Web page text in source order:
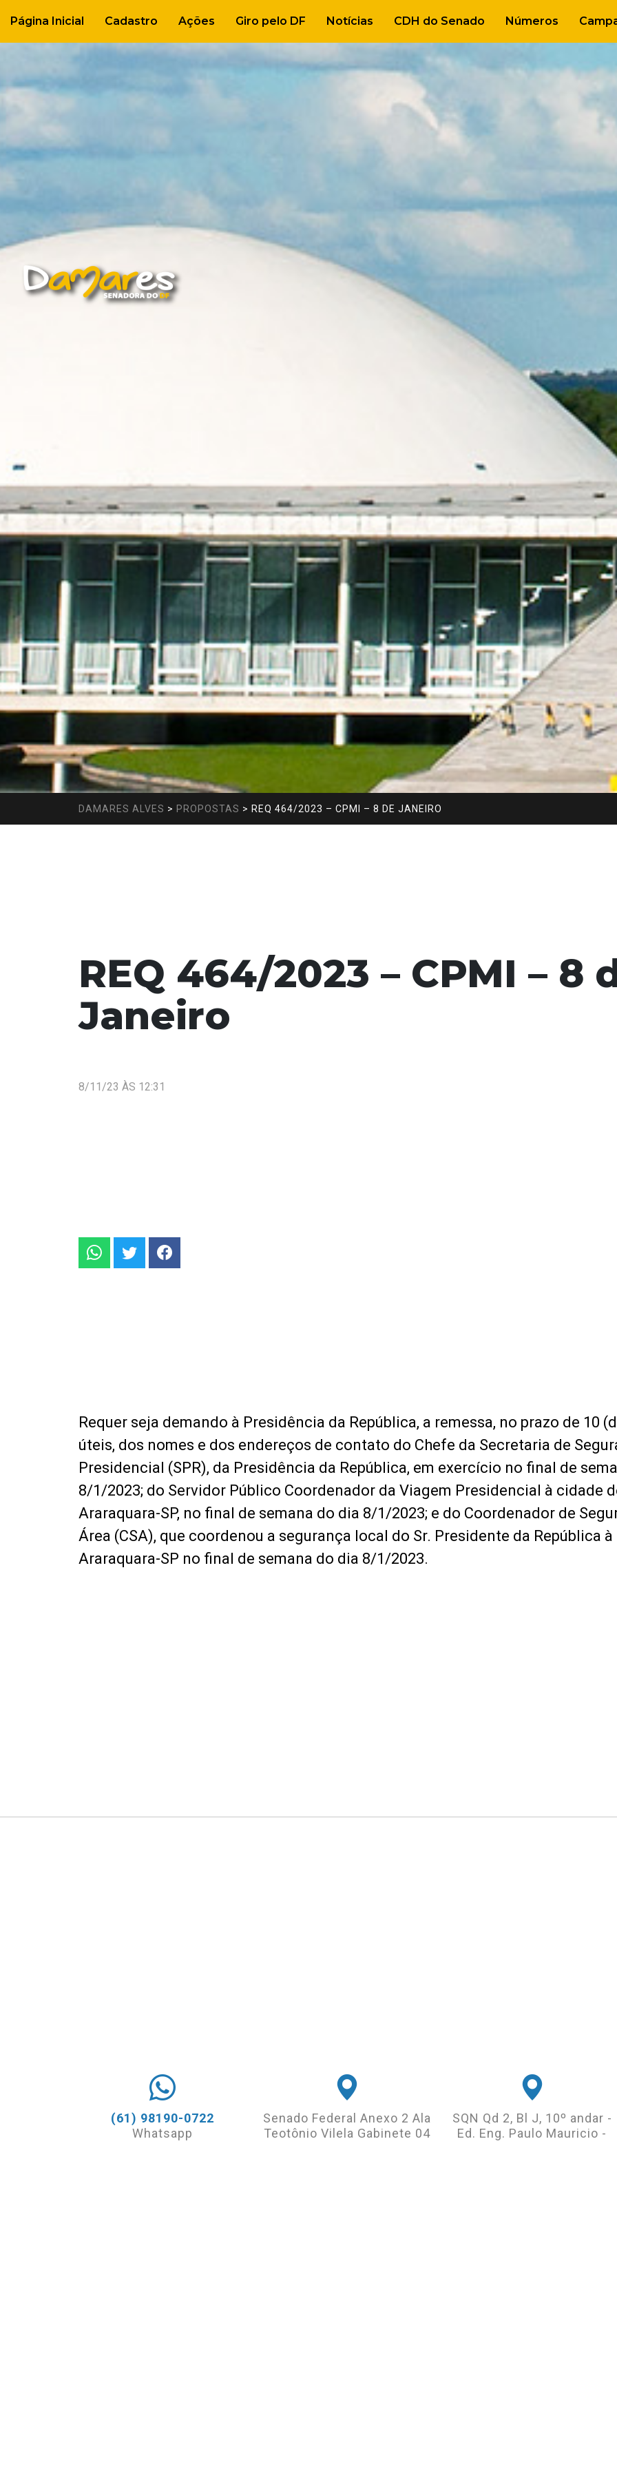
Página Inicial Cadastro Ações Giro pelo DF Notícias CDH do Senado Números
DAMARES ALVES > PROPOSTAS > REQ 464/2023 – CPMI – 8 DE JANEIRO
REQ 464/2023 – CPMI – 8
Janeiro
8/11/23 ÀS 12:31
Requer seja demando à Presidência da República, a remessa, no prazo de 10
úteis, dos nomes e dos endereços de contato do Chefe da Secretaria de
Presidencial (SPR), da Presidência da República, em exercício no final de
8/1/2023; do Servidor Público Coordenador da Viagem Presidencial à cidade
Araraquara-SP, no final de semana do dia 8/1/2023; e do Coordenador de
Área (CSA), que coordenou a segurança local do Sr. Presidente da República
Araraquara-SP no final de semana do dia 8/1/2023.
(61) 98190-0722
Whatsapp
Senado Federal Anexo 2 Ala
Teotônio Vilela Gabinete 04
SQN Qd 2, Bl J, 10º andar -
Ed. Eng. Paulo Mauricio -